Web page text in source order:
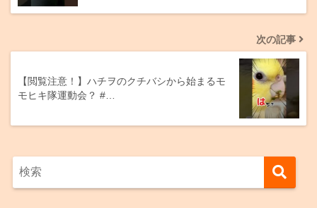
次の記事
【閲覧注意！】ハチヲのクチバシから始まるモ
モヒキ隊運動会？ #…